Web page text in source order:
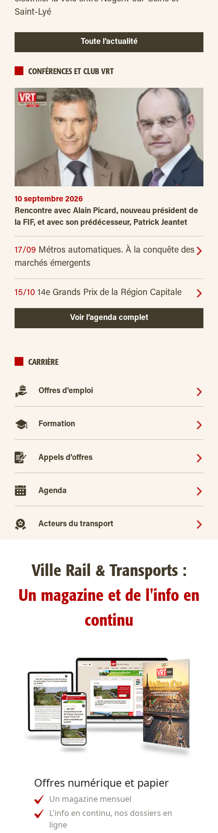
Saint-Lyé
Toute l’actualité
CONFÉRENCES ET CLUB VRT
10 septembre 2026
Rencontre avec Alain Picard, nouveau président de
la FIF, et avec son prédécesseur, Patrick Jeantet
17/09 Métros automatiques. À la conquête des
marchés émergents
15/10 14e Grands Prix de la Région Capitale
Voir l’agenda complet
CARRIÈRE
Offres d'emploi
Formation
Appels d'offres
Agenda
Acteurs du transport
Ville Rail & Transports :
Un magazine et de l'info en
continu
Offres numérique et papier
Un magazine mensuel
L'info en continu, nos dossiers en
ligne